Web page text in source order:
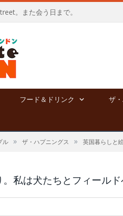
。また会う日まで。
フード＆ドリンク ザ
ル » ザ・ハプニングス » 英国暮らしと
私は犬たちとフィールド